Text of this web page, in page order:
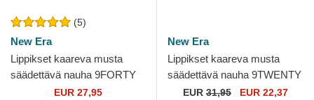
(5)
New Era
Lippikset kaareva musta
säädettävä nauha 9FORTY
The League Portland Trail
EUR 27,95
New Era
Lippikset kaareva musta
säädettävä nauha 9TWENTY
Draft Edition 2023 Portland
EUR 31,95 EUR 22,37